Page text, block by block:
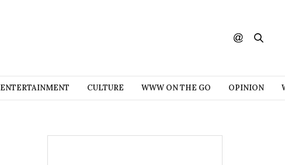
ENTERTAINMENT CULTURE WWW ON THE GO OPINION